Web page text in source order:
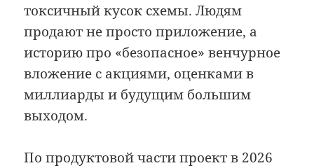
токсичный кусок схемы. Людям
продают не просто приложение, а
историю про «безопасное» венчурное
вложение с акциями, оценками в
миллиарды и будущим большим
выходом.
По продуктовой части проект в 2026